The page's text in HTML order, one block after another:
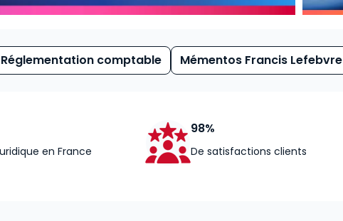
Réglementation comptable Mémentos Francis Lefebvre
en France
98%
De satisfactions clients